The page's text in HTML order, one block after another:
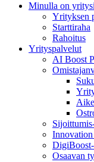
Minulla on
Yrityksen
Starttiraha
Rahoitus
Yrityspalvelut
AI Boost
Innovation
Osaavan